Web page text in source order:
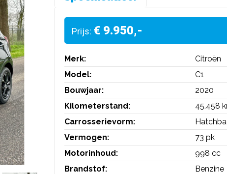
Prijs: € 9.950,-
Merk:
Citroën
Model:
C1
Bouwjaar:
2020
Kilometerstand:
45.458
Carrosserievorm:
Vermogen:
73 pk
Motorinhoud:
998 cc
Brandstof:
Benzine